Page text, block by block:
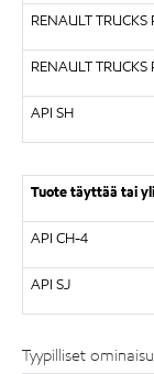
RENAULT TRUCKS
RENAULT TRUCKS
API SH
Tuote täyttää tai
API CH-4
API SJ
Tyypilliset